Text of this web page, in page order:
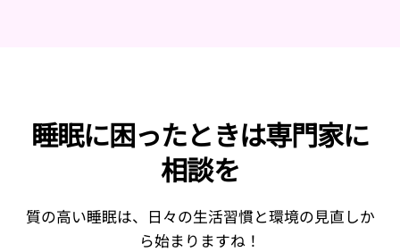
睡眠に困ったときは専門家に
相談を
質の高い睡眠は、日々の生活習慣と環境の見直しか
ら始まりますね！